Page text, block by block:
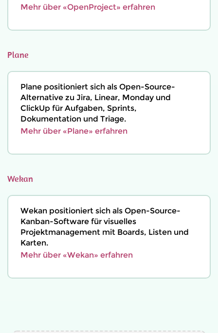
Mehr über «OpenProject» erfahren
Plane
Plane positioniert sich als Open-Source-
Alternative zu Jira, Linear, Monday und
ClickUp für Aufgaben, Sprints,
Dokumentation und Triage.
Mehr über «Plane» erfahren
Wekan
Wekan positioniert sich als Open-Source-
Kanban-Software für visuelles
Projektmanagement mit Boards, Listen und
Karten.
Mehr über «Wekan» erfahren